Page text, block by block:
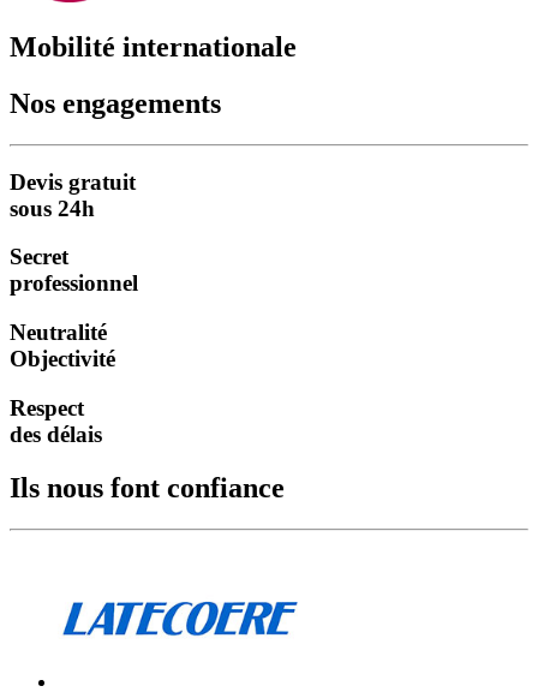
Mobilité internationale
Nos engagements
Devis gratuit
sous 24h
Secret
professionnel
Neutralité
Objectivité
Respect
des délais
Ils nous font confiance